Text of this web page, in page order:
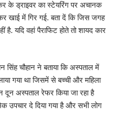
के ड्राइवर का स्टेयरिंग पर अचानक
खाई में गिर गई. बता दें कि जिस जगह
है. यदि वहां पैराफिट होते तो शायद कार
चौहान ने बताया कि अस्पताल में
गया था जिसमें से बच्ची और महिला
दून अस्पताल रेफर किया जा रहा है
उपचार दे दिया गया है और सभी लोग